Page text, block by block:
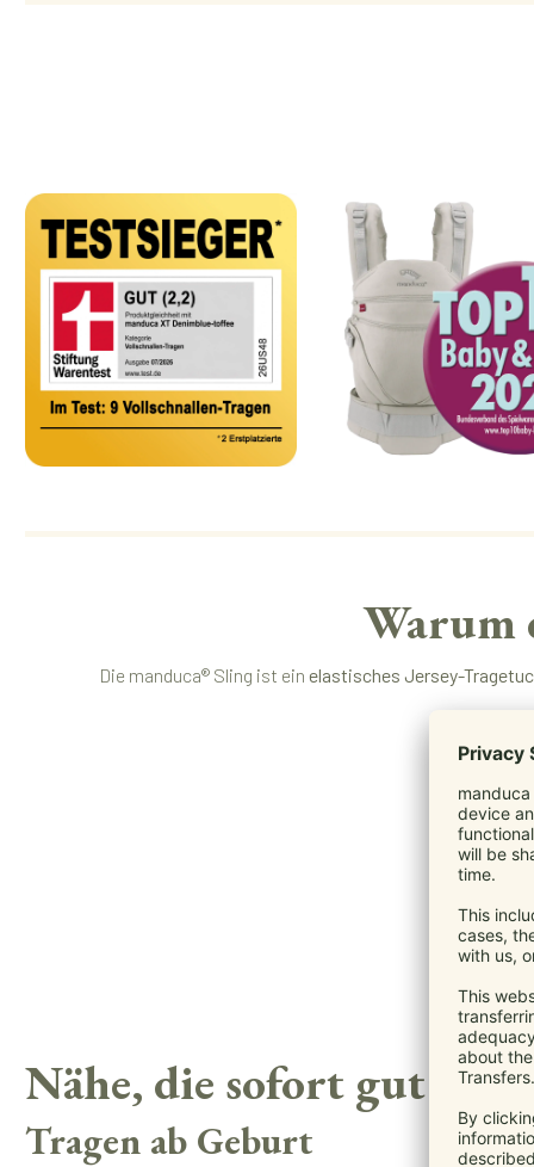
Warum
Die manduca® Sling ist ein elastisches Jersey-
Nähe, die sofort gut tut
Tragen ab Geburt